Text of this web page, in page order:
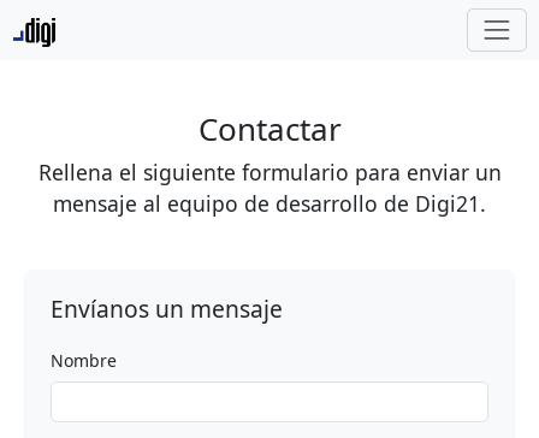
Contactar
Rellena el siguiente formulario para enviar un
mensaje al equipo de desarrollo de Digi21.
Envíanos un mensaje
Nombre